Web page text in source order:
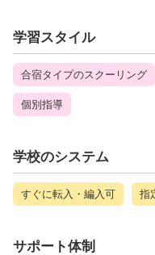
学習スタイル
合宿タイプのスクーリング
個別指導
学校のシステム
すぐに転入・編入可 指
サポート体制